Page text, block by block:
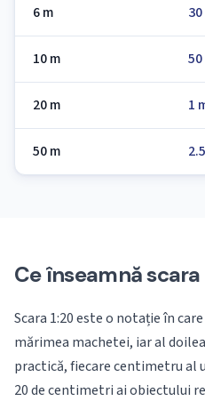
6 m
10 m
20 m 1
50 m
Ce înseamnă scara
Scara 1:20 este o notație în
mărimea machetei, iar al
practică, fiecare centimetru al
20 de centimetri ai obiectului